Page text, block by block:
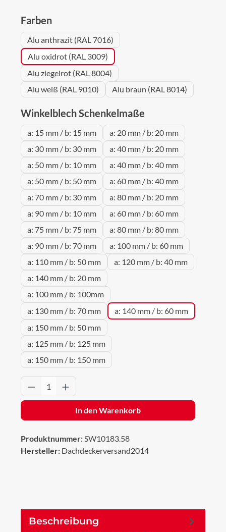
Farbenauswählen
Alu anthrazit (RAL 7016)
Alu oxidrot (RAL 3009)
Alu ziegelrot (RAL 8004)
Alu weiß (RAL 9010)
Alu braun (RAL 8014)
Winkelblech Schenkelmaße
a: 15 mm / b: 15 mm
a: 20 mm / b: 20 mm
a: 30 mm / b: 30 mm
a: 40 mm / b: 20 mm
a: 50 mm / b: 10 mm
a: 40 mm / b: 40 mm
a: 50 mm / b: 50 mm
a: 60 mm / b: 40 mm
a: 70 mm / b: 30 mm
a: 80 mm / b: 20 mm
a: 90 mm / b: 10 mm
a: 60 mm / b: 60 mm
a: 75 mm / b: 75 mm
a: 80 mm / b: 80 mm
a: 90 mm / b: 70 mm
a: 100 mm / b: 60 mm
a: 110 mm / b: 50 mm
a: 120 mm / b: 40 mm
a: 140 mm / b: 20 mm
a: 100 mm / b: 100mm
a: 130 mm / b: 70 mm
a: 140 mm / b: 60 mm
a: 150 mm / b: 50 mm
a: 125 mm / b: 125 mm
a: 150 mm / b: 150 mm
Produkt Anzahl: Gib den gewünschten
In den Warenkorb
Produktnummer:SW10183.58
Hersteller: Dachdeckerversand2014
Beschreibung